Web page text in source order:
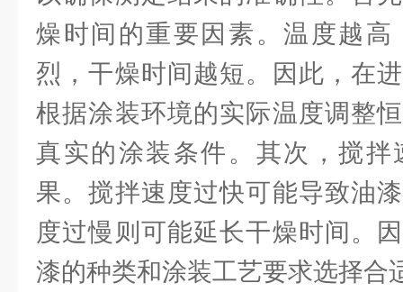
燥时间的重要因素。温度越高
烈，干燥时间越短。因此，在
根据涂装环境的实际温度调整
真实的涂装条件。其次，搅拌
果。搅拌速度过快可能导致油
度过慢则可能延长干燥时间。
漆的种类和涂装工艺要求选择合